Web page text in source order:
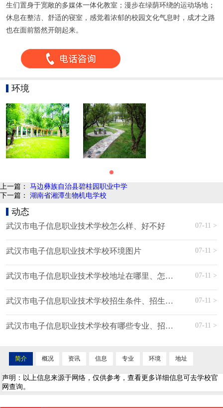
生们置身于宽敞的多媒体一体化教室；漫步在绿荫环绕的运动场地；
休息在整洁、舒适的寝室，感觉着浓郁的校园文化气息时，成才之路
也在面前豁然开朗起来。
环境
上一篇： 马边彝族自治县碧桂园职业中学
下一篇： 湖南省湘潭生物机电学校
动态
武汉市电子信息职业技术学校怎么样、好不好 07-11 >
武汉市电子信息职业技术学校环境图片 07-11 >
武汉市电子信息职业技术学校地址在哪里、怎么走、乘车路线 07-11 >
​武汉市电子信息职业技术学校招生条件、招生对象、招生分数 07-11 >
武汉市电子信息职业技术学校有哪些专业、招生专业 07-11 >
简介 概况 资讯 信息 专业 环境 地址
声明：以上信息来源于网络，仅供参考，查看更多详细信息可去学校官
网查询。